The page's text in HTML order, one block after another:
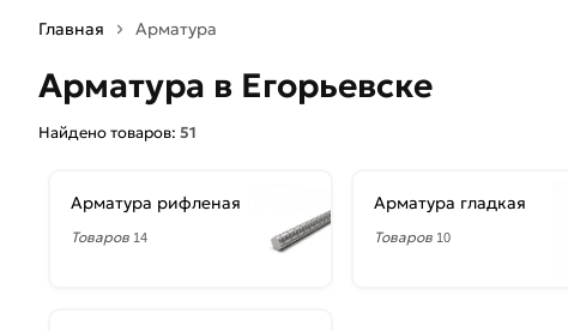
Главная Арматура
Арматура в Егорьевскe
Найдено товаров: 51
Арматура рифленая
Товаров 14
Арматура гладкая
Товаров 10